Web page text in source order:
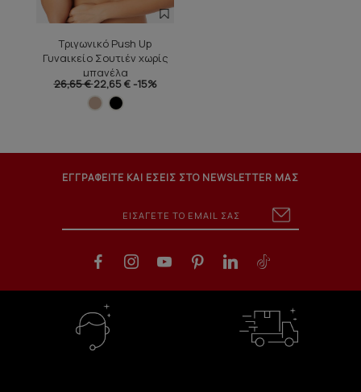
Τριγωνικό Push Up
Γυναικείο Σουτιέν χωρίς
μπανέλα
26,65 €22,65 € -15%
ΕΓΓΡΑΦΕΙΤΕ ΚΑΙ ΕΣΕΙΣ ΣΤΟ NEWSLETTER ΜΑΣ